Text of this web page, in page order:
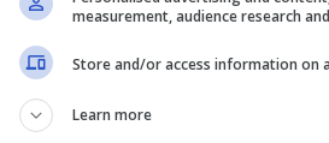
measurement, audience research
Store and/or access information on
Learn more